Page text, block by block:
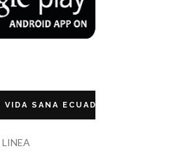
SANA ECUADOR